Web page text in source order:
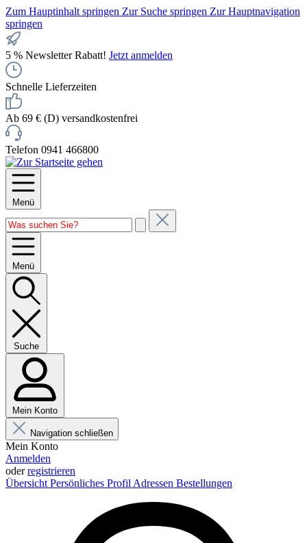
Zum Hauptinhalt springen Zur Suche springen Zur Hauptnavigation
springen
5 % Newsletter Rabatt! Jetzt anmelden
Schnelle Lieferzeiten
Ab 69 € (D) versandkostenfrei
Telefon 0941 466800
Menü
Menü
Suche
Mein Konto
Navigation schließen
Mein Konto
Anmelden
oderregistrieren
Übersicht Persönliches Profil Adressen Bestellungen